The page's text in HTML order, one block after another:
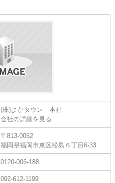
(株)よかタウン 本社
会社の詳細を見る
〒813-0062
福岡県福岡市東区松島６丁目6-33
0120-006-188
092-612-1199